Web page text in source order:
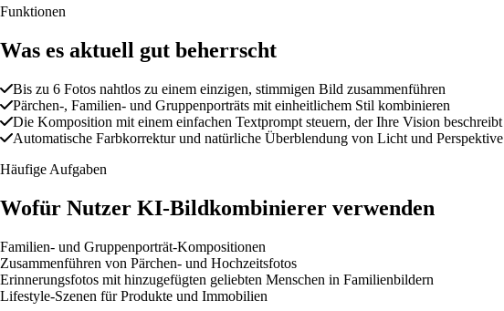
Funktionen
Was es aktuell gut beherrscht
Bis zu 6 Fotos nahtlos zu einem einzigen, stimmigen Bild zusammenführen
Pärchen-, Familien- und Gruppenporträts mit einheitlichem Stil kombinieren
Die Komposition mit einem einfachen Textprompt steuern, der Ihre Vision beschreibt
Automatische Farbkorrektur und natürliche Überblendung von Licht und Perspektive
Häufige Aufgaben
Wofür Nutzer KI-Bildkombinierer verwenden
Familien- und Gruppenporträt-Kompositionen
Zusammenführen von Pärchen- und Hochzeitsfotos
Erinnerungsfotos mit hinzugefügten geliebten Menschen in Familienbildern
Lifestyle-Szenen für Produkte und Immobilien